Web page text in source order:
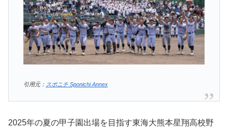
引用元： スポニチ Sponichi Annex
2025年の夏の甲子園出場を目指す東海大熊本星翔高校野